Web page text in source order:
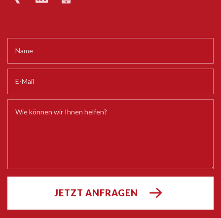
JETZT ANFRAGEN